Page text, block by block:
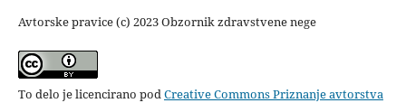
Avtorske pravice (c) 2023 Obzornik zdravstvene nege
To delo je licencirano podCreative Commons Priznanje avtorstva